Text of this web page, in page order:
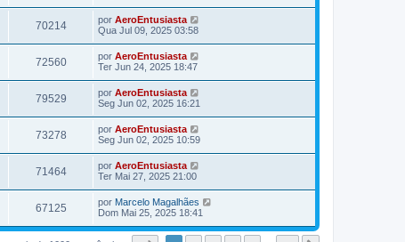
70214 por AeroEntusiasta
Qua Jul 09, 2025 03:58
72560 por AeroEntusiasta
Ter Jun 24, 2025 18:47
79529 por AeroEntusiasta
Seg Jun 02, 2025 16:21
73278 por AeroEntusiasta
Seg Jun 02, 2025 10:59
71464 por AeroEntusiasta
Ter Mai 27, 2025 21:00
67125 por Marcelo Magalhães
Dom Mai 25, 2025 18:41